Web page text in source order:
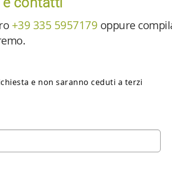
+39 335 5957179 oppure
e non saranno ceduti a terzi